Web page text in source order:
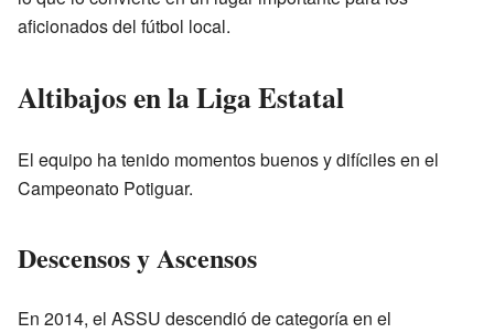
aficionados del fútbol local.
Altibajos en la Liga Estatal
El equipo ha tenido momentos buenos y difíciles en el
Campeonato Potiguar.
Descensos y Ascensos
En 2014, el ASSU descendió de categoría en el